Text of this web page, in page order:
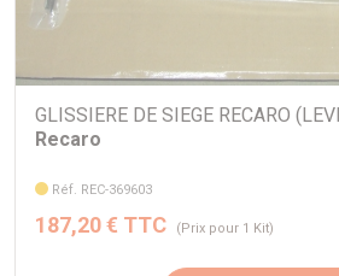
GLISSIERE DE SIEGE RECARO
Recaro
Réf. REC-369603
187,20 € TTC (Prix pour 1 Kit)